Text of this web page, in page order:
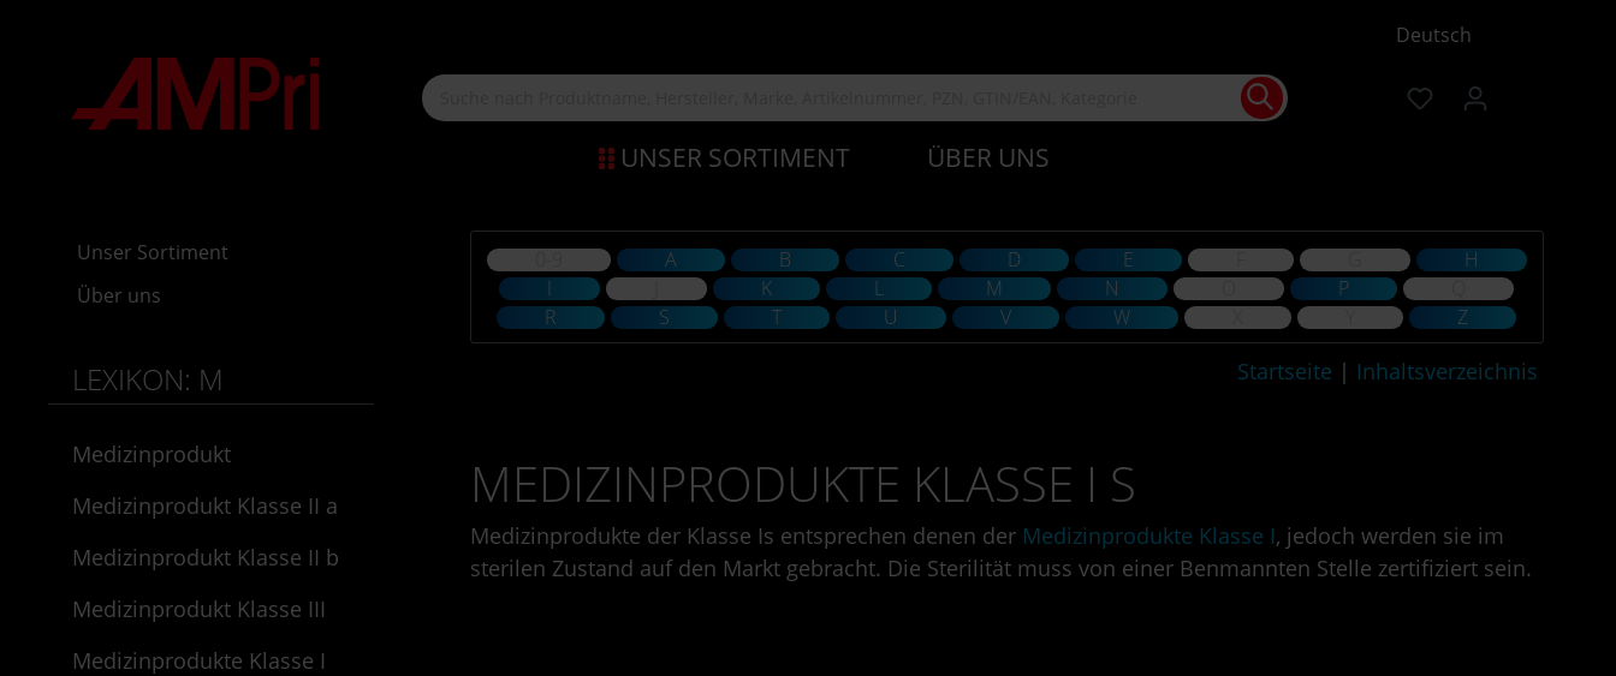
Deutsch
UNSER SORTIMENT ÜBER UNS
Unser Sortiment
Über uns
LEXIKON: M
Medizinprodukt
Medizinprodukt Klasse II a
Medizinprodukt Klasse II b
Medizinprodukt Klasse III
Medizinprodukte Klasse I
A B C D E
H
I
K L M N P
R
S T U V W Z
Startseite | Inhaltsverzeichnis
MEDIZINPRODUKTE KLASSE I S
Medizinprodukte der Klasse Is entsprechen denen der Medizinprodukte Klasse I, jedoch werden sie im
sterilen Zustand auf den Markt gebracht. Die Sterilität muss von einer Benmannten Stelle zertifiziert sein.